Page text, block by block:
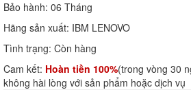
Bảo hành: 06 Tháng
Hãng sản xuất: IBM LENOVO
Tình trạng: Còn hàng
Cam kết: Hoàn tiền 100%(trong vòng 30
không hài lòng với sản phẩm hoặc dịch vụ